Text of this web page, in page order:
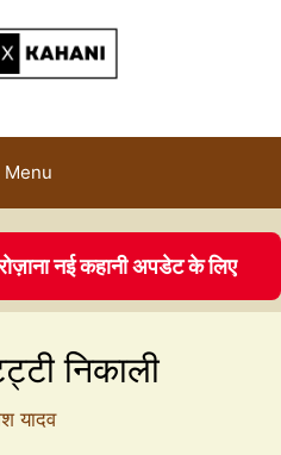
Menu
नई कहानी अपडेट के लिए
निकाली
यादव